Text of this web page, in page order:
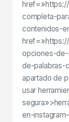
completa-
contenidos-
opciones-
de-palabras-
apartado de
usar
en-